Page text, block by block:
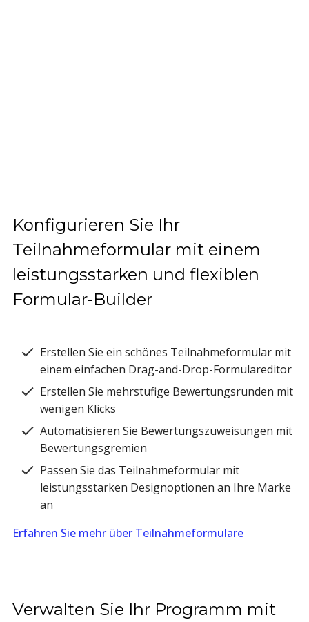
Konfigurieren Sie Ihr
Teilnahmeformular mit einem
leistungsstarken und flexiblen
Formular-Builder
Erstellen Sie ein schönes Teilnahmeformular mit
einem einfachen Drag-and-Drop-Formulareditor
Erstellen Sie mehrstufige Bewertungsrunden mit
wenigen Klicks
Automatisieren Sie Bewertungszuweisungen mit
Bewertungsgremien
Passen Sie das Teilnahmeformular mit
leistungsstarken Designoptionen an Ihre Marke
an
Erfahren Sie mehr über Teilnahmeformulare
Verwalten Sie Ihr Programm mit